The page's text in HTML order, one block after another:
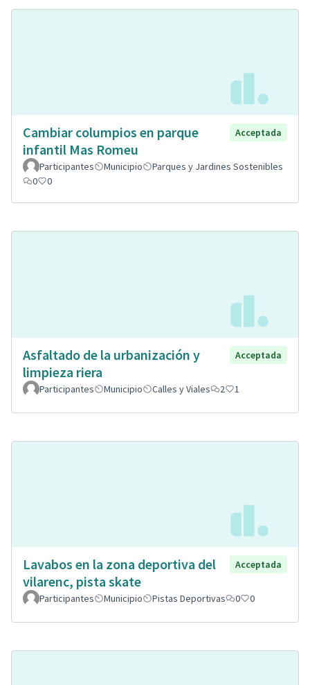
Cambiar columpios en parque
infantil Mas Romeu
Acceptada
Participantes Municipio
Parques y Jardines Sostenibles
0
0
Asfaltado de la urbanización y
limpieza riera
Acceptada
Participantes Municipio Calles y Viales 2 1
Lavabos en la zona deportiva del
vilarenc, pista skate
Acceptada
Participantes Municipio Pistas Deportivas 0 0